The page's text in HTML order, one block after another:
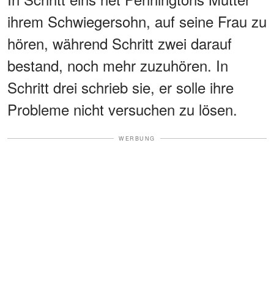
ihrem Schwiegersohn, auf seine Frau zu
hören, während Schritt zwei darauf
bestand, noch mehr zuzuhören. In
Schritt drei schrieb sie, er solle ihre
Probleme nicht versuchen zu lösen.
WERBUNG